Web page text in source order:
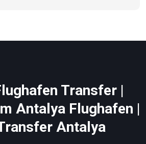
Transfer |
Antalya Flughafen |
Antalya